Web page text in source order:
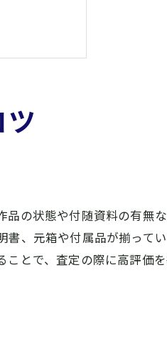
用術
夫
は
する理由
の状態や付随資料の有無
、元箱や付属品が揃って
とで、査定の際に高評価